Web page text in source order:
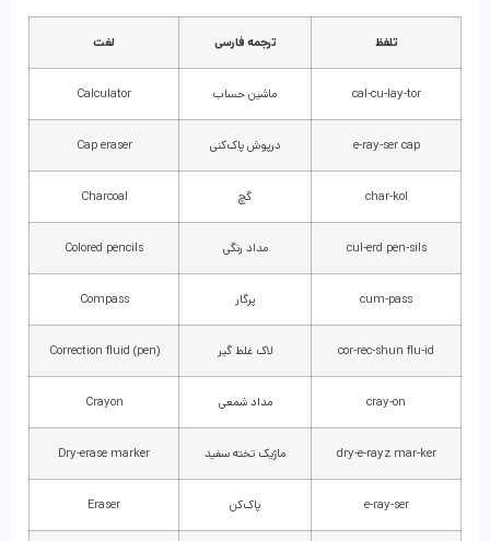
تلفظ ترجمه فارسی لغت
cal-cu-lay-tor ماشین حساب Calculator
e-ray-ser cap درپوش پاک‌کنی Cap eraser
char-kol گچ Charcoal
cul-erd pen-sils مداد رنگی Colored pencils
cum-pass پرگار Compass
cor-rec-shun flu-id لاک غلط گیر Correction fluid (pen)
cray-on مداد شمعی Crayon
dry-e-rayz mar-ker ماژیک تخته سفید Dry-erase marker
e-ray-ser پاک‌کن Eraser